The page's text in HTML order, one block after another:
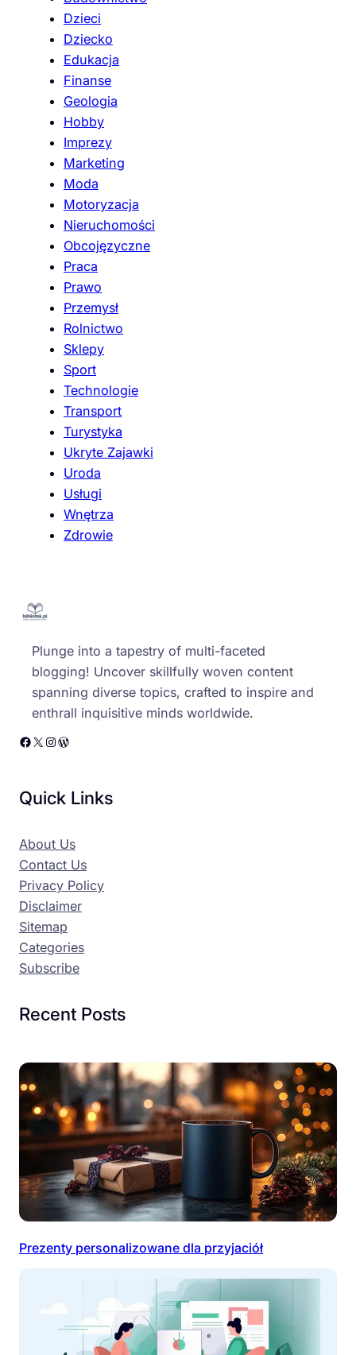
Dzieci
Dziecko
Edukacja
Finanse
Geologia
Hobby
Imprezy
Marketing
Moda
Motoryzacja
Nieruchomości
Obcojęzyczne
Praca
Prawo
Przemysł
Rolnictwo
Sklepy
Sport
Technologie
Transport
Turystyka
Ukryte Zajawki
Uroda
Usługi
Wnętrza
Zdrowie
Plunge into a tapestry of multi-faceted
blogging! Uncover skillfully woven content
spanning diverse topics, crafted to inspire and
enthrall inquisitive minds worldwide.
Facebook X Instagram WordPress
Quick Links
About Us
Contact Us
Privacy Policy
Disclaimer
Sitemap
Categories
Subscribe
Recent Posts
Prezenty personalizowane dla przyjaciół